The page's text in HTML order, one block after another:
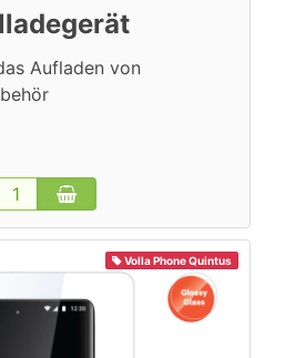
Aufladen von
Volla Phone Quintus